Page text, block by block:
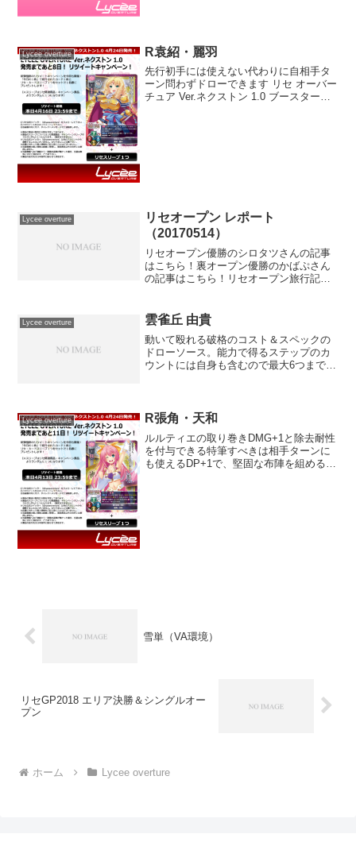
Lycee overture R袁紹・麗羽
先行初手には使えない代わりに自相手タ
ーン問わずドローできます リセ オーバー
チュア Ver.ネクストン 1.0 ブースターパ
Lycee overture
リセオープン レポート
（20170514）
リセオープン優勝のシロタツさんの記事
はこちら！裏オープン優勝のかばぷさん
の記事はこちら！リセオープン旅行記い
仕様の日単。カルデアス0令呪3アトラス
院3がこの構築...
Lycee overture 雲雀丘 由貴
動いて殴れる破格のコスト＆スペックの
ドローソース。能力で得るステップのカ
ウントには自身も含むので最大6つまで得
れば凄い効率になります...
Lycee overture R張角・天和
ルルティエの取り巻きDMG+1と除去耐性
を付与できる特筆すべきは相手ターンに
も使えるDP+1で、堅固な布陣を組めるだ
雪単（VA環境）
リセGP2018 エリア決勝＆シングルオー
プン
ホーム Lycee overture